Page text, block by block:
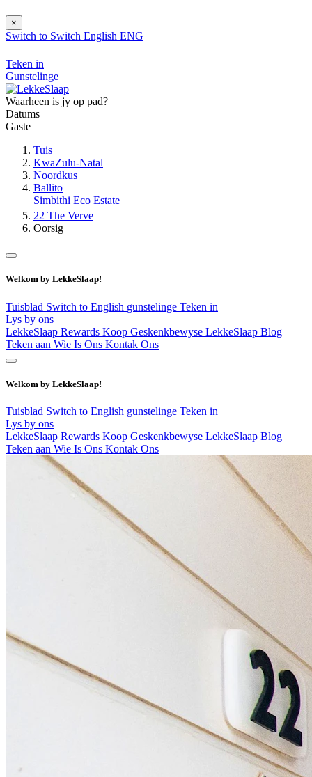
×
Switch to Switch English ENG
Teken in
Gunstelinge
Waarheen is jy op pad?
Datums
Gaste
Tuis
KwaZulu-Natal
Noordkus
Ballito
Simbithi Eco Estate
22 The Verve
Oorsig
Welkom by LekkeSlaap!
Tuisblad Switch to English gunstelinge Teken in
Lys by ons
LekkeSlaap Rewards Koop Geskenkbewyse LekkeSlaap Blog
Teken aan Wie Is Ons Kontak Ons
Welkom by LekkeSlaap!
Tuisblad Switch to English gunstelinge Teken in
Lys by ons
LekkeSlaap Rewards Koop Geskenkbewyse LekkeSlaap Blog
Teken aan Wie Is Ons Kontak Ons